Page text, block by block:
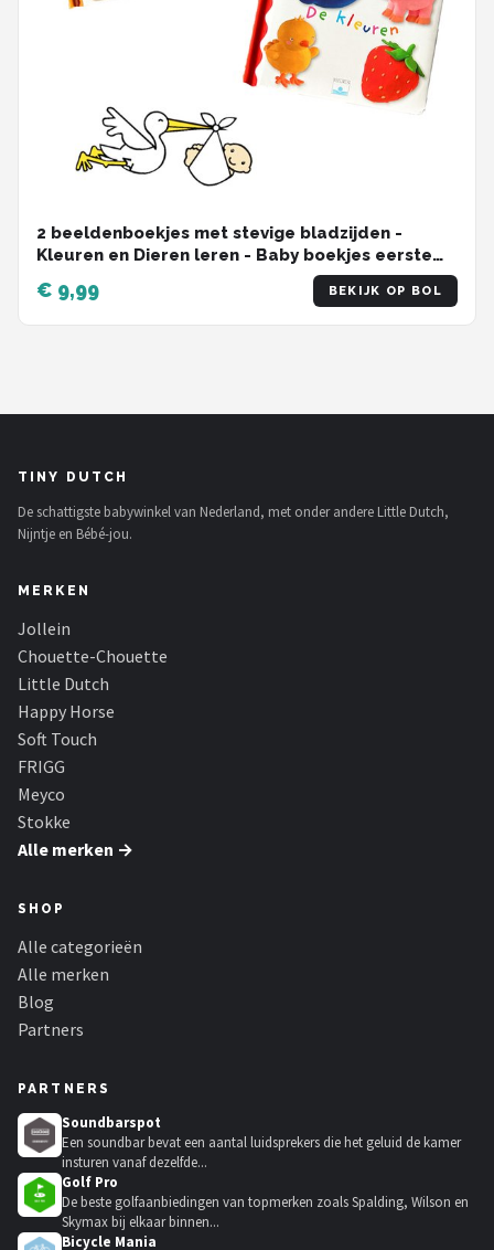
2 beeldenboekjes met stevige bladzijden -
Kleuren en Dieren leren - Baby boekjes eerste
jaar - Baby speelgoed - Buggyboekjes - Eerste
woordjes - Kraamcadeau - Cadeau Jongen /
Meisje - 0 jaar / 6 maanden / 1 jaar
€ 9,99 BEKIJK OP BOL
TINY DUTCH
De schattigste babywinkel van Nederland, met onder andere Little Dutch,
Nijntje en Bébé-jou.
MERKEN
Jollein
Chouette-Chouette
Little Dutch
Happy Horse
Soft Touch
FRIGG
Meyco
Stokke
Alle merken →
SHOP
Alle categorieën
Alle merken
Blog
Partners
PARTNERS
Soundbarspot
Een soundbar bevat een aantal luidsprekers die het geluid de kamer
insturen vanaf dezelfde...
Golf Pro
De beste golfaanbiedingen van topmerken zoals Spalding, Wilson en
Skymax bij elkaar binnen...
Bicycle Mania